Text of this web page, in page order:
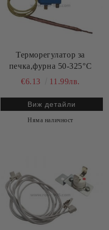
Терморегулатор за
печка,фурна 50-325°C
€6.13
11.99лв.
Виж детайли
Няма наличност